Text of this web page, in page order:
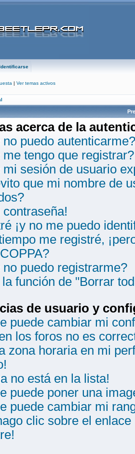
| Ver temas activos
acerca de la
puedo autenticarme?
tengo que registrar?
sesión de usuario
que mi nombre de
contraseña!
¡y no me puedo
me registré,
puedo registrarme?
función de "Borrar
de usuario y
puede cambiar mi
los foros no es
zona horaria en mi
no está en la lista!
puede poner una
puede cambiar mi
clic sobre el